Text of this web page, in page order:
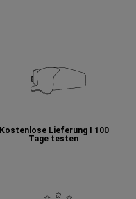
Kostenlose Lieferung I 100
Tage testen